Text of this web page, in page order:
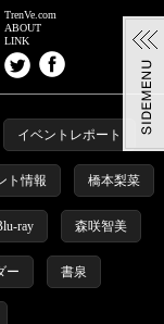
TrenVe.com
ABOUT
LINK
イベントレポート
ト情報 橋本梨菜
ray 森咲智美
ー 書泉